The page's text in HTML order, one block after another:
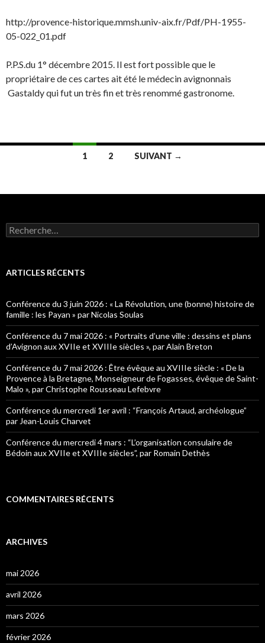
http://provence-historique.mmsh.univ-aix.fr/Pdf/PH-1955-
05-022_01.pdf
P.P.S.du 1° décembre 2015. Il est fort possible que le
propriétaire de ces cartes ait été le médecin avignonnais
Gastaldy qui fut un très fin et très renommé gastronome.
des
articles
1 2 SUIVANT →
R
e
e
h
e
r
:
ARTICLES RÉCENTS
Conférence du 3 juin 2026 : « La Révolution, une (bonne) histoire de
famille : les Payan » par Nicolas Soulas
Conférence du 7 mai 2026 : « Portraits d’une ville : dessins et plans
d’Avignon aux XVIIe et XVIIIe siècles », par Alain Breton
Conférence du 7 mai 2026 : Être évêque au XVIIIe siècle : « De la
Provence à la Bretagne, Monseigneur de Fogasses, évêque de Saint-
Malo », par Christophe Rousseau Lefebvre
Conférence du mercredi 1er avril : “François Artaud, archéologue”
par Jean-Louis Charvet
Conférence du mercredi 4 mars : “L’organisation consulaire de
Bédoin aux XVIIe et XVIIIe siècles”, par Romain Dethès
COMMENTAIRES RÉCENTS
ARCHIVES
mai 2026
avril 2026
mars 2026
février 2026